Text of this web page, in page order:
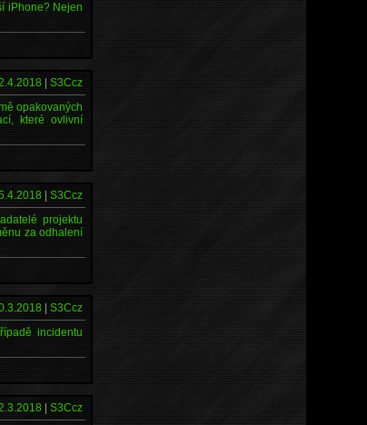
iPhone? Nejen
|S3Ccz
opakovaných
které ovlivní
|S3Ccz
projektu
za odhalení
|S3Ccz
incidentu
|S3Ccz